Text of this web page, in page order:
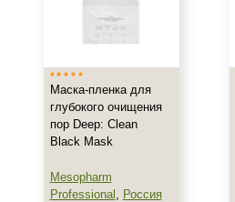
Израиль
Россия
Франция
Показать еще
Тип товара
Гель
Маска-пленка для
глубокого очищения
пор Deep: Clean
Black Mask
Mesopharm
Professional , Россия